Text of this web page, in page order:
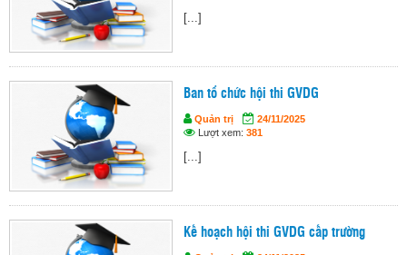
[...]
Ban tổ chức hội thi GVDG
Quản trị
24/11/2025
Lượt xem: 381
[...]
Kế hoạch hội thi GVDG cấp trường